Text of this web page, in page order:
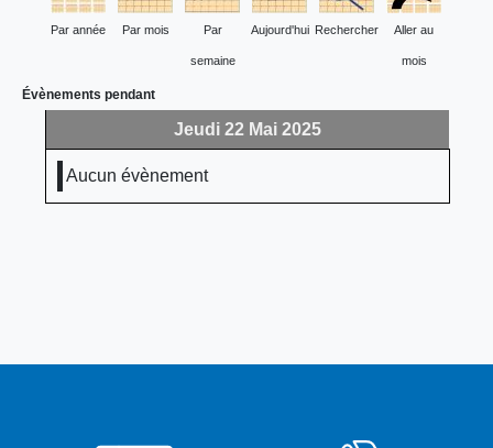
Par année Par mois Par
semaine
Aujourd'hui Rechercher Aller au
mois
Évènements pendant
Jeudi 22 Mai 2025
Aucun évènement